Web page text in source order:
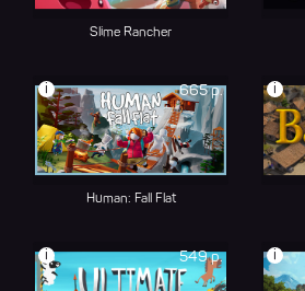
Slime Rancher
665 р.
i
Human: Fall Flat
i
549 р.
i i